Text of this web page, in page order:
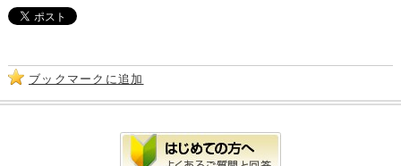
ブックマークに追加